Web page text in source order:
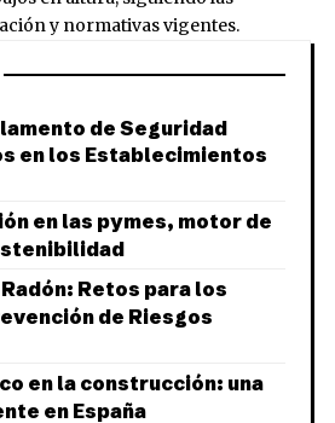
y normativas vigentes.
de Seguridad
en los Establecimientos
en las pymes, motor de
Retos para los
de Riesgos
en la construcción: una
en España